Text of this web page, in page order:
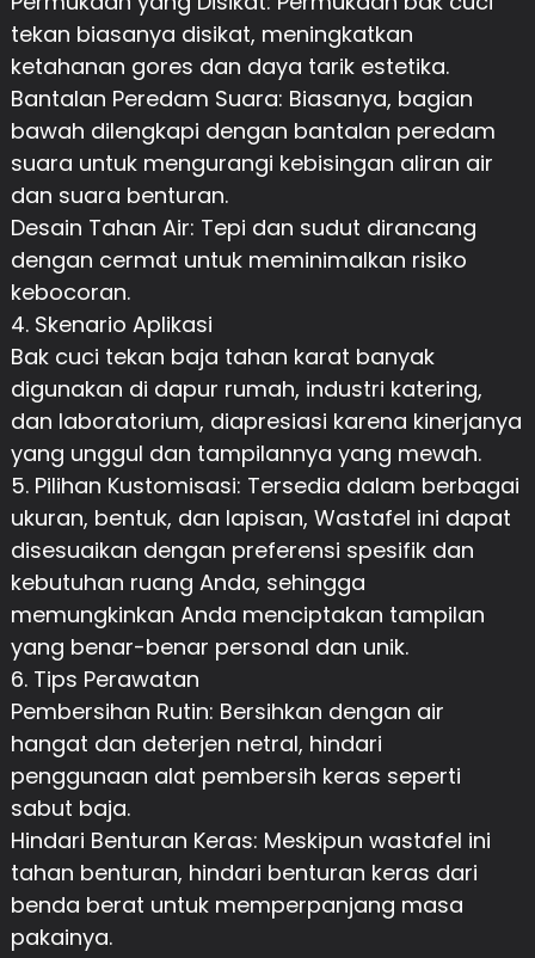
tekan biasanya disikat, meningkatkan
ketahanan gores dan daya tarik estetika.
Bantalan Peredam Suara: Biasanya, bagian
bawah dilengkapi dengan bantalan peredam
suara untuk mengurangi kebisingan aliran air
dan suara benturan.
Desain Tahan Air: Tepi dan sudut dirancang
dengan cermat untuk meminimalkan risiko
kebocoran.
4. Skenario Aplikasi
Bak cuci tekan baja tahan karat banyak
digunakan di dapur rumah, industri katering,
dan laboratorium, diapresiasi karena kinerjanya
yang unggul dan tampilannya yang mewah.
5. Pilihan Kustomisasi: Tersedia dalam berbagai
ukuran, bentuk, dan lapisan, Wastafel ini dapat
disesuaikan dengan preferensi spesifik dan
kebutuhan ruang Anda, sehingga
memungkinkan Anda menciptakan tampilan
yang benar-benar personal dan unik.
6. Tips Perawatan
Pembersihan Rutin: Bersihkan dengan air
hangat dan deterjen netral, hindari
penggunaan alat pembersih keras seperti
sabut baja.
Hindari Benturan Keras: Meskipun wastafel ini
tahan benturan, hindari benturan keras dari
benda berat untuk memperpanjang masa
pakainya.